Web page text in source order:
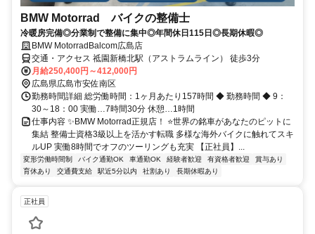
BMW Motorrad バイクの整備士
冷暖房完備◎分業制で整備に集中◎年間休日115日◎長期休暇◎
BMW MotorradBalcom広島店
交通・アクセス 祗園新橋北駅（アストラムライン） 徒歩3分
月給250,400円～412,000円
広島県広島市安佐南区
勤務時間詳細 総労働時間：1ヶ月あたり157時間 ◆ 勤務時間 ◆ 9：
30～18：00 実働…7時間30分 休憩…1時間
仕事内容 ✨BMW Motorrad正規店！ ⭐世界の銘車があなたのピットに
集結 整備士資格3級以上を活かす転職 多様な海外バイクに触れてスキ
ルUP 実働8時間でオフのツーリングも充実 【正社員】...
変形労働時間制 バイク通勤OK 車通勤OK 経験者歓迎 有資格者歓迎
賞与あり
育休あり
交通費支給 駅近5分以内 社割あり 長期休暇あり
正社員